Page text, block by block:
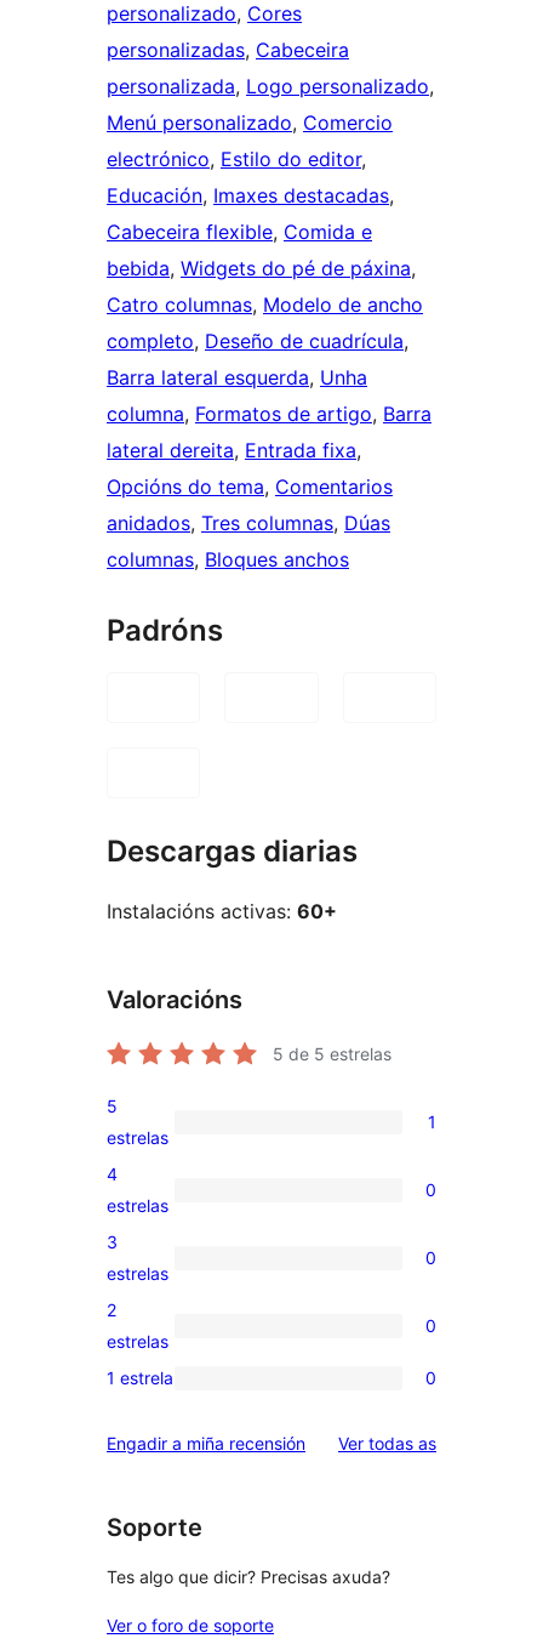
personalizado, Cores
personalizadas, Cabeceira
personalizada, Logo personalizado
Menú personalizado, Comercio
electrónico, Estilo do editor
Educación, Imaxes destacadas
Cabeceira flexible, Comida e
bebida, Widgets do pé de páxina
Catro columnas, Modelo de ancho
completo, Deseño de cuadrícula
Barra lateral esquerda, Unha
columna, Formatos de artigo, Barra
lateral dereita, Entrada fixa
Opcións do tema, Comentarios
anidados, Tres columnas, Dúas
columnas, Bloques anchos
Padróns
Descargas diarias
Instalacións activas: 60+
Valoracións
5 de 5 estrelas
1
valoración
de
5
estrelas
1
0
valoracións
de
4
estrelas
0
0
valoracións
de
3
estrelas
0
0
valoracións
2
2
estrelas
0
0
de
estrelas
1 estrela 0
Engadir a miña recensión Ver todas asvaloracións
Soporte
Tes algo que dicir? Precisas axuda?
Ver o foro de soporte